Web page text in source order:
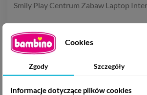
Smily Play Centrum Zabaw Laptop
48,00 zł
Cookies
Zgody Szczegóły
Informacje dotyczące plików cookies